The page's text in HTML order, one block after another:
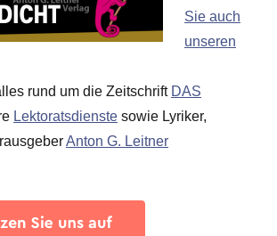
Sie auch
unseren
rund um die Zeitschrift DAS
Lektoratsdienste sowie Lyriker,
Anton G. Leitner